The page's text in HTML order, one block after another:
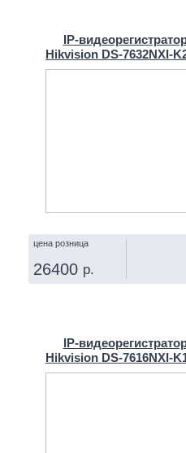
Hikvision DS-7632NXI-
цена розница
26400 р.
Hikvision DS-7616NXI-